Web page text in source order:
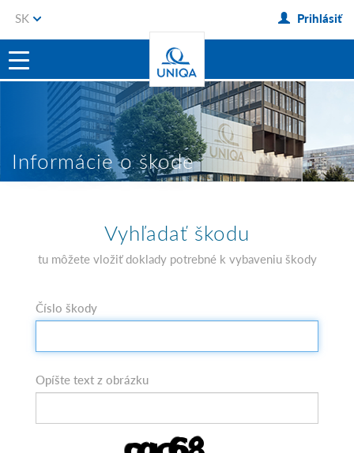
SK Prihlásiť
Informácie o škode
Vyhľadať škodu
tu môžete vložiť doklady potrebné k vybaveniu škody
Číslo škody
Opíšte text z obrázku